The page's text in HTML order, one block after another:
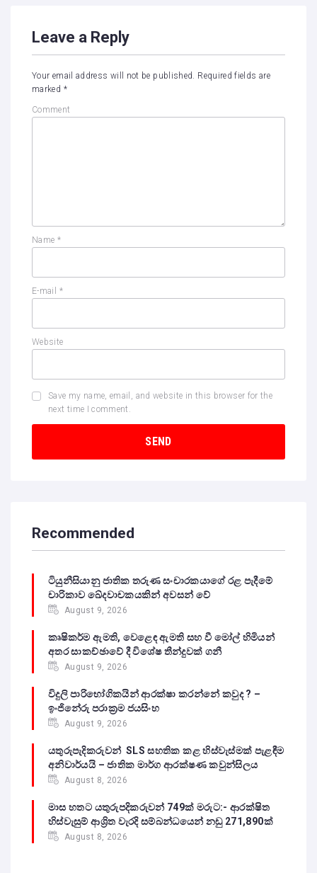
Leave a Reply
Your email address will not be published. Required fields are
marked *
Comment
Name *
E-mail *
Website
Save my name, email, and website in this browser for the
next time I comment.
Recommended
ටියුනීසියානු ජාතික තරුණ සංචාරකයාගේ රළ පැදීමේ
චාරිකාව ඛේදවාචකයකින් අවසන් වේ‍
August 9, 2026
කෘෂිකර්ම ඇමති, වෙළෙඳ ඇමති සහ වී මෝල් හිමියන්
අතර සාකච්ඡාවේ දී විශේෂ තීන්දුවක් ගනී
August 9, 2026
විදුලි පාරිභෝගිකයින් ආරක්ෂා කරන්නේ කවුද ? –
ඉංජිනේරු පරාක්‍රම ජයසිංහ
August 9, 2026
යතුරුපැදිකරුවන් SLS සහතික කළ හිස්වැස්මක් පැළඳීම
අනිවාර්යයි – ජාතික මාර්ග ආරක්ෂණ කවුන්සිලය
August 8, 2026
මාස හතට යතුරුපදිකරුවන් 749ක් මරුට:- ආරක්ෂිත
හිස්වැසුම් ආශ්‍රිත වැරදි සම්බන්ධයෙන් නඩු 271,890ක්
August 8, 2026